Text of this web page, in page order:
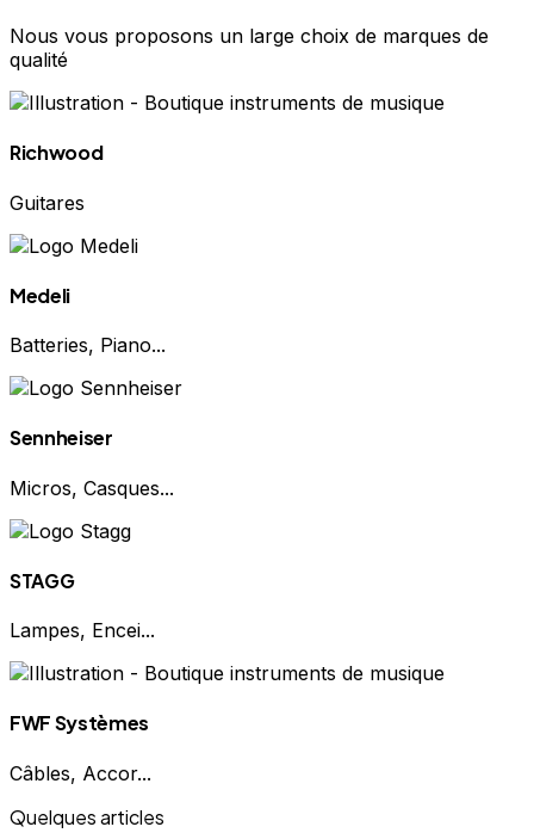
Nous vous proposons un large choix de marques de
qualité
Richwood
Guitares
Medeli
Batteries, Piano...
Sennheiser
Micros, Casques...
STAGG
Lampes, Encei...
FWF Systèmes
Câbles, Accor...
Quelques articles